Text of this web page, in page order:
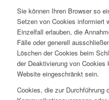
Sie können Ihren Browser so
Setzen von Cookies informiert
Einzelfall erlauben, die
Fälle oder generell
Löschen der Cookies beim
der Deaktivierung von
Website eingeschränkt sein.
Cookies, die zur Durchführung